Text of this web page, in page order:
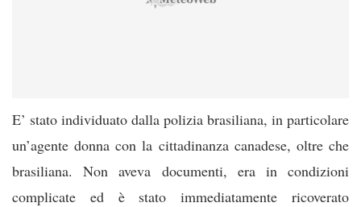
E’ stato individuato dalla polizia brasiliana, in particolare
un’agente donna con la cittadinanza canadese, oltre che
brasiliana. Non aveva documenti, era in condizioni
complicate ed è stato immediatamente ricoverato